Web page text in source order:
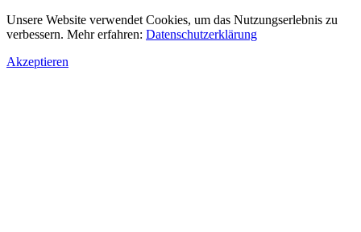
Unsere Website verwendet Cookies, um das Nutzungserlebnis zu
verbessern. Mehr erfahren: Datenschutzerklärung
Akzeptieren